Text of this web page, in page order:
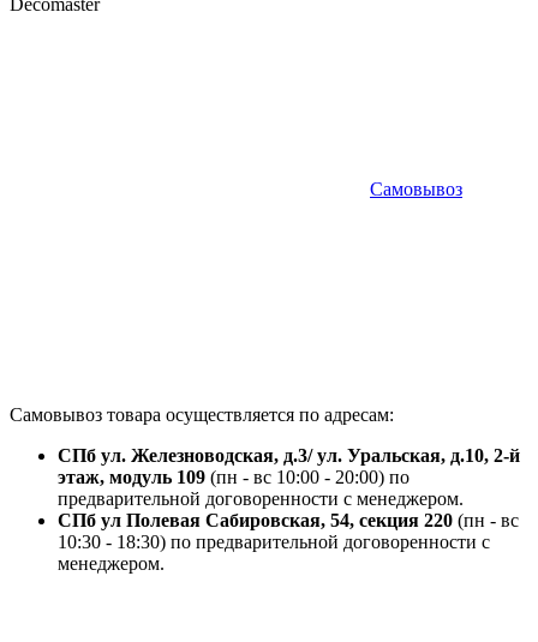
Decomaster
Самовывоз
Самовывоз товара осуществляется по адресам:
СПб ул. Железноводская, д.3/ ул. Уральская, д.10, 2-й
этаж, модуль 109 (пн - вс 10:00 - 20:00) по
предварительной договоренности с менеджером.
СПб ул Полевая Сабировская, 54, секция 220 (пн - вс
10:30 - 18:30) по предварительной договоренности с
менеджером.